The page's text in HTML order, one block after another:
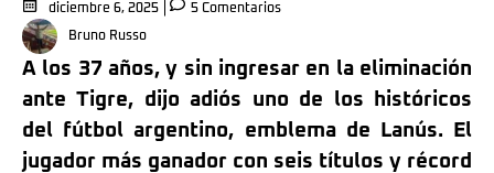
diciembre 6, 2025
5 Comentarios
Bruno Russo
A los 37 años, y sin ingresar en la eliminación
ante Tigre, dijo adiós uno de los históricos
del fútbol argentino, emblema de Lanús. El
jugador más ganador con seis títulos y récord